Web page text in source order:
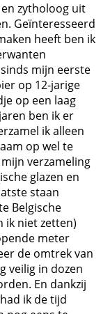
zytholoog uit
Geïnteresseerd
heeft ben ik
mijn eerste
op 12-jarige
op een laag
ben ik er
ik alleen
op wel te
verzameling
glazen en
staan
Belgische
ik niet zetten)
meter
de omtrek van
veilig in dozen
En dankzij
ik de tijd